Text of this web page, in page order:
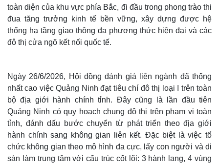
Thế giới
Quan sát
Cuộc sống đó đây
Hồ sơ
Multimedia
Video
Ảnh
E-Magazine
Infographic
toàn diện của khu vực phía Bắc, đi đầu trong phong trào thi
đua tăng trưởng kinh tế bền vững, xây dựng được hệ
thống hạ tầng giao thông đa phương thức hiện đại và các
đô thị cửa ngõ kết nối quốc tế.
Ngày 26/6/2026, Hội đồng đánh giá liên ngành đã thống
nhất cao việc Quảng Ninh đạt tiêu chí đô thị loại I trên toàn
bộ địa giới hành chính tỉnh. Đây cũng là lần đầu tiên
Quảng Ninh có quy hoạch chung đô thị trên phạm vi toàn
tỉnh, đánh dấu bước chuyển từ phát triển theo địa giới
hành chính sang không gian liên kết. Đặc biệt là việc tổ
chức không gian theo mô hình đa cực, lấy con người và di
sản làm trung tâm với cấu trúc cốt lõi: 3 hành lang, 4 vùng